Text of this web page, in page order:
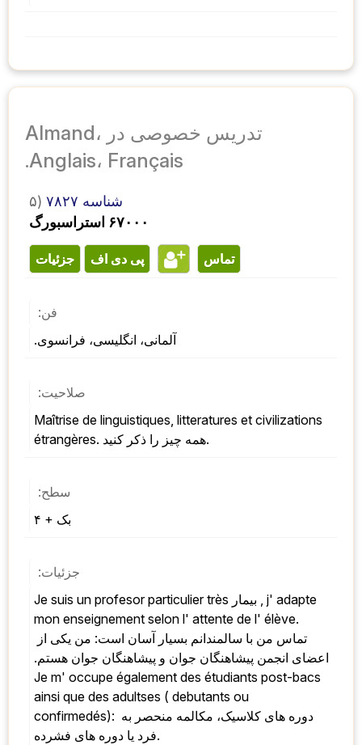
تدریس خصوصی در Almand،
Anglais، Français.
۵)
شناسه ۷۸۲۷
۶۷۰۰۰ استراسبورگ
جزئیات پی دی اف تماس
فن:
آلمانی، انگلیسی، فرانسوی.
صلاحیت:
Maîtrise de linguistiques, litteratures et civilizations
étrangères. همه چیز را ذکر کنید.
سطح:
بک + ۴
جزئیات:
Je suis un profesor particulier très بیمار , j' adapte
ainsi que des adultses ( debutants ou
confirmedés): دوره های کلاسیک، مکالمه منحصر به
فرد یا دوره های فشرده.